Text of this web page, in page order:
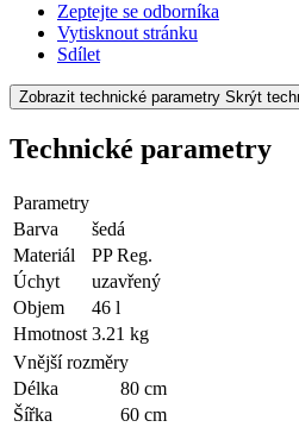
Zeptejte se odborníka
Vytisknout stránku
Sdílet
Zobrazit technické parametry Skrýt
Technické parametry
Parametry
Barva
šedá
Materiál
PP Reg.
Úchyt
uzavřený
Objem
46 l
Hmotnost 3.21 kg
Vnější rozměry
Délka
80 cm
Šířka
60 cm